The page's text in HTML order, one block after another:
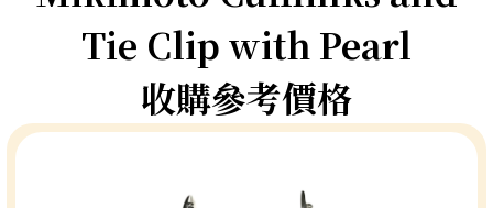
Tie Clip with Pearl
收購參考價格